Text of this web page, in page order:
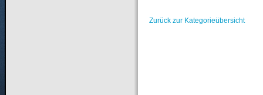
Zurück zur Kategorieübersicht